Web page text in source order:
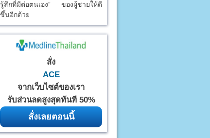
รู้สึกที่มีต่อตนเอง” ของผู้ชายให้ดี
ขึ้นอีกด้วย
สั่ง
ACE
จากเว็บไซต์ของเรา
รับส่วนลดสูงสุดทันที 50%
สั่งเลยตอนนี้